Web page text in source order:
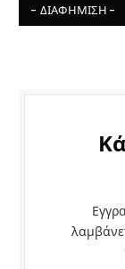
- ΔΙΑΦΉΜΙΣΗ -